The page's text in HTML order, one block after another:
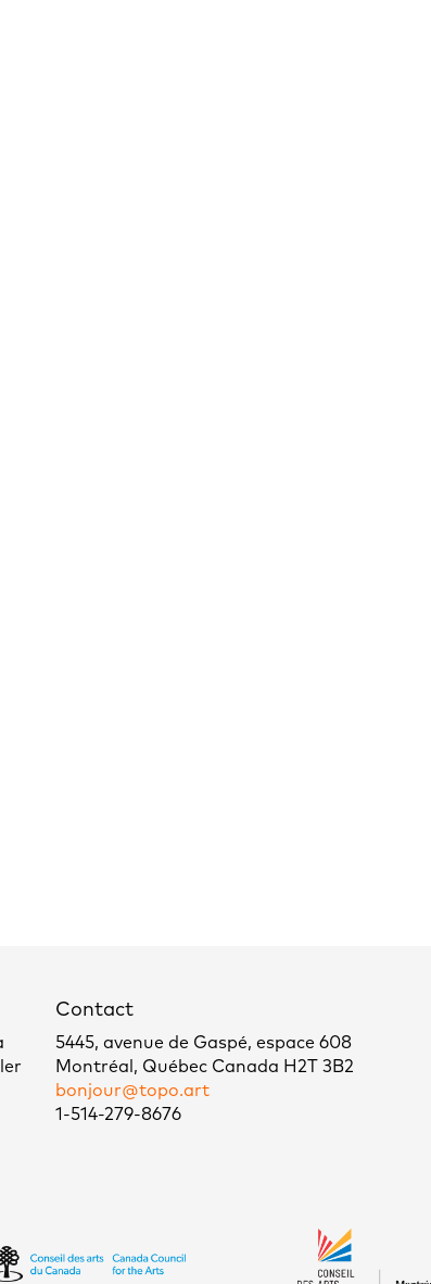
Contact
5445, avenue de Gaspé, espace 608
Montréal, Québec Canada H2T 3B2
bonjour@topo.art
1-514-279-8676